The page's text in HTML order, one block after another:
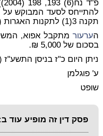
להתייחס לסעד המבוקש
תקנה 3(1) לתקנות האגרות (השוו עניין אלדן).
הערעור
בסכום של 5,000 ₪.
ניתן היום כ"ז בניסן התשע"ז
ע' פוגלמן
שופט
פסק דין זה מופיע עוד